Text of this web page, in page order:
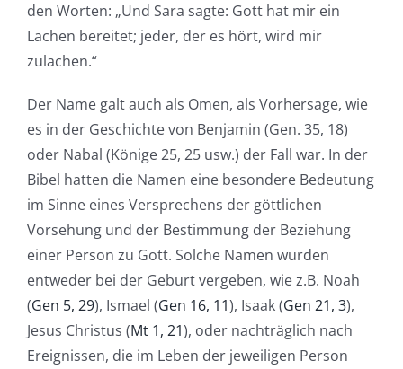
den Worten: „Und Sara sagte: Gott hat mir ein
Lachen bereitet; jeder, der es hört, wird mir
zulachen.“
Der Name galt auch als Omen, als Vorhersage, wie
es in der Geschichte von Benjamin (Gen. 35, 18)
oder Nabal (Könige 25, 25 usw.) der Fall war. In der
Bibel hatten die Namen eine besondere Bedeutung
im Sinne eines Versprechens der göttlichen
Vorsehung und der Bestimmung der Beziehung
einer Person zu Gott. Solche Namen wurden
entweder bei der Geburt vergeben, wie z.B. Noah
(Gen 5, 29), Ismael (Gen 16, 11), Isaak (Gen 21, 3),
Jesus Christus (Mt 1, 21), oder nachträglich nach
Ereignissen, die im Leben der jeweiligen Person